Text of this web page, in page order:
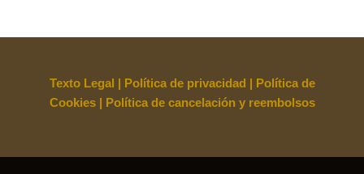
Texto Legal | Política de privacidad | Política de
Cookies| Política de cancelación y reembolsos